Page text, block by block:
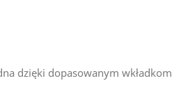
dzięki dopasowanym wkładkom